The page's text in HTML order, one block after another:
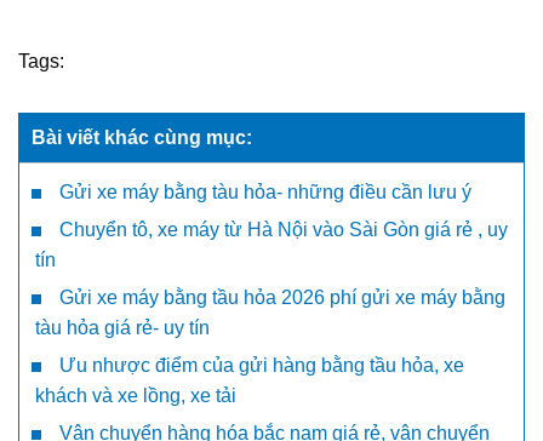
Tags:
Bài viết khác cùng mục:
Gửi xe máy bằng tàu hỏa- những điều cần lưu ý
Chuyển tô, xe máy từ Hà Nội vào Sài Gòn giá rẻ , uy
tín
Gửi xe máy bằng tầu hỏa 2026 phí gửi xe máy bằng
tàu hỏa giá rẻ- uy tín
Ưu nhược điểm của gửi hàng bằng tầu hỏa, xe
khách và xe lồng, xe tải
Vận chuyển hàng hóa bắc nam giá rẻ, vận chuyển